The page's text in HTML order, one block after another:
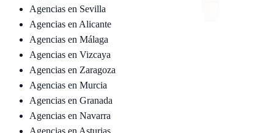
Agencias en Sevilla
Agencias en Alicante
Agencias en Málaga
Agencias en Vizcaya
Agencias en Zaragoza
Agencias en Murcia
Agencias en Granada
Agencias en Navarra